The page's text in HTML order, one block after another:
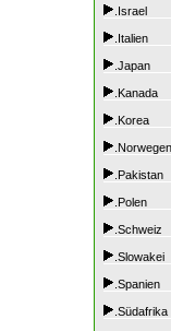
.Israel
.Italien
.Japan
.Kanada
.Korea
.Norwegen
.Pakistan
.Polen
.Schweiz
.Slowakei
.Spanien
.Südafrika